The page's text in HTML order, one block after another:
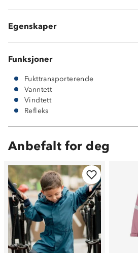
Egenskaper
2-lagskvalitet
Funksjoner
Fukttransporterende
Vanntett
Vindtett
Refleks
Anbefalt for deg